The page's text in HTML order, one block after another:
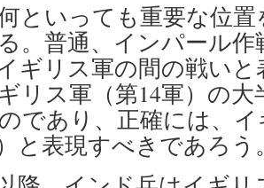
といっても重要な位
。普通、インパール
ギリス軍の間の戦い
リス軍（第14軍）の
であり、正確には、
）と表現すべきであろう